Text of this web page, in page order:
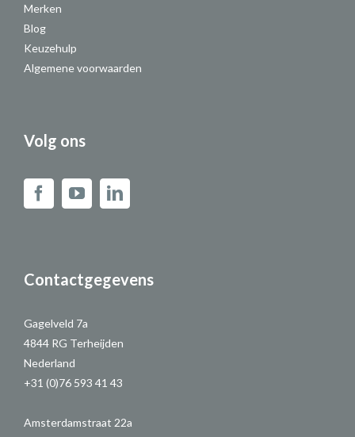
Merken
Blog
Keuzehulp
Algemene voorwaarden
Volg ons
Contactgegevens
Gagelveld 7a
4844 RG Terheijden
Nederland
+31 (0)76 593 41 43
Amsterdamstraat 22a